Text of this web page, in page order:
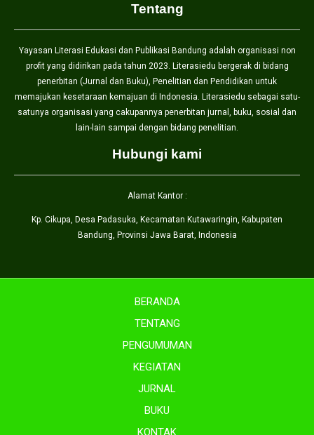
Tentang
Yayasan Literasi Edukasi dan Publikasi Bandung adalah organisasi non
profit yang didirikan pada tahun 2023. Literasiedu bergerak di bidang
penerbitan (Jurnal dan Buku), Penelitian dan Pendidikan untuk
memajukan kesetaraan kemajuan di Indonesia. Literasiedu sebagai satu-
satunya organisasi yang cakupannya penerbitan jurnal, buku, sosial dan
lain-lain sampai dengan bidang penelitian.
Hubungi kami
Alamat Kantor :
Kp. Cikupa, Desa Padasuka, Kecamatan Kutawaringin, Kabupaten
Bandung, Provinsi Jawa Barat, Indonesia
BERANDA
TENTANG
PENGUMUMAN
KEGIATAN
JURNAL
BUKU
KONTAK